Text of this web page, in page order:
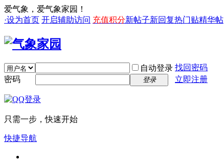
爱气象，爱气象家园！
·设为首页 开启辅助访问 充值积分新帖子新回复热门贴精华帖
自动登录 找回密码
密码
登录 立即注册
只需一步，快速开始
快捷导航